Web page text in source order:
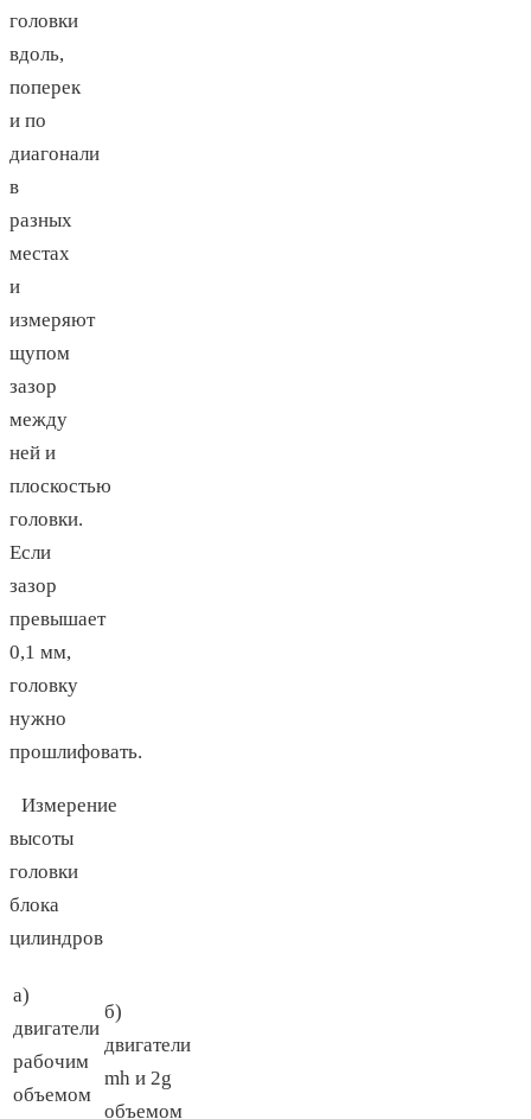
головки
вдоль,
поперек
и по
диагонали
в
разных
местах
и
измеряют
щупом
зазор
между
ней и
плоскостью
головки.
Если
зазор
превышает
0,1 мм,
головку
нужно
прошлифовать.
Измерение
высоты
головки
блока
цилиндров
а)
двигатели
рабочим
объемом
б)
двигатели
mh и 2g
объемом